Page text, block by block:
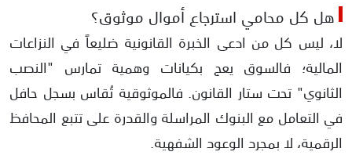
هل كل محامي استرجاع أموال موثوق؟
لا، ​ليس كل من ادعى الخبرة القانونية ضليعاً في النزاعات
المالية؛ فالسوق يعج بكيانات وهمية تمارس "النصب
الثانوي" تحت ستار القانون. فالموثوقية تُقاس بسجل حافل
في التعامل مع البنوك المراسلة والقدرة على تتبع المحافظ
الرقمية، لا بمجرد الوعود الشفهية.